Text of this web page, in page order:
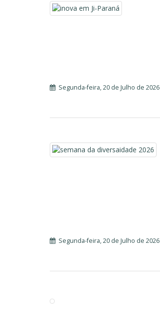
Segunda-feira, 20 de Julho de 2026
Segunda-feira, 20 de Julho de 2026